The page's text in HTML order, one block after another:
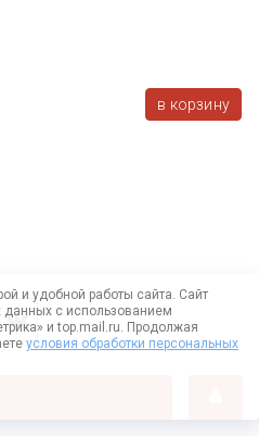
в корзину
и удобной работы сайта. Сайт
данных с использованием
и top.mail.ru. Продолжая
условия обработки персональных